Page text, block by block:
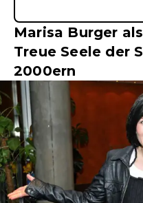
Marisa Burger
Treue Seele der
2000ern